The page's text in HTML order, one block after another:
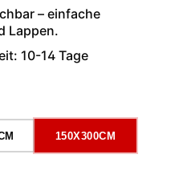
– einfache
Lappen.
10-14 Tage
150X300CM
NICHT VERFÜGBAR.)